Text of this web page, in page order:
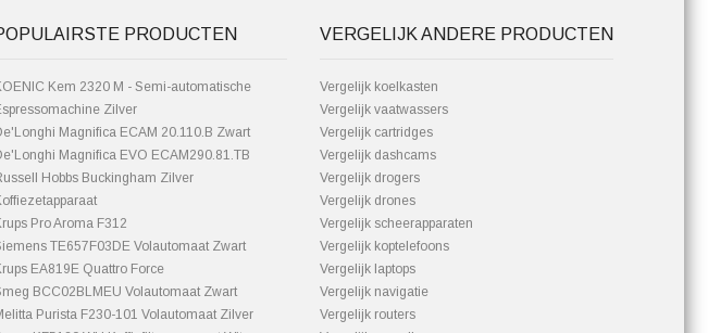
PRODUCTEN
Kem 2320 M - Semi-automatische
Zilver
Magnifica ECAM 20.110.B Zwart
Magnifica EVO ECAM290.81.TB
Hobbs Buckingham Zilver
Pro Aroma F312
TE657F03DE Volautomaat Zwart
EA819E Quattro Force
BCC02BLMEU Volautomaat Zwart
Purista F230-101 Volautomaat Zilver
VERGELIJK ANDERE PRODUCTEN
Vergelijk koelkasten
Vergelijk vaatwassers
Vergelijk cartridges
Vergelijk dashcams
Vergelijk drogers
Vergelijk drones
Vergelijk scheerapparaten
Vergelijk koptelefoons
Vergelijk laptops
Vergelijk navigatie
Vergelijk routers